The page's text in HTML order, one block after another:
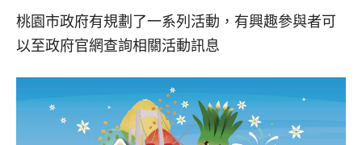
桃園市政府有規劃了一系列活動，有興趣參與者可
以至政府官網查詢相關活動訊息